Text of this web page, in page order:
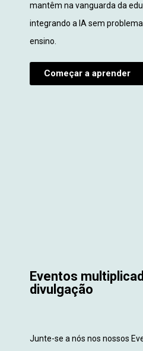
mantêm na vanguarda da
integrando a IA sem
ensino.
Começar a aprender
Eventos
divulgação
Junte-se a nós nos nossos